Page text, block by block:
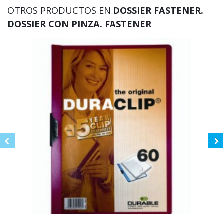
OTROS PRODUCTOS EN DOSSIER FASTENER.
DOSSIER CON PINZA. FASTENER